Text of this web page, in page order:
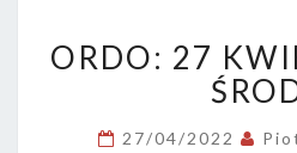
27
ORDO: 27
27/04/2022